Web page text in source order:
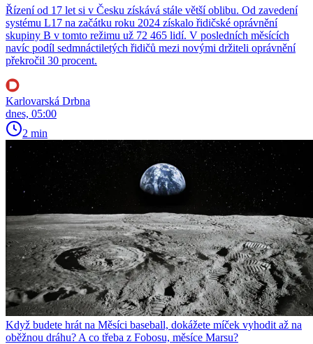
Řízení od 17 let si v Česku získává stále větší oblibu. Od zavedení
systému L17 na začátku roku 2024 získalo řidičské oprávnění
skupiny B v tomto režimu už 72 465 lidí. V posledních měsících
navíc podíl sedmnáctiletých řidičů mezi novými držiteli oprávnění
překročil 30 procent.
Karlovarská Drbna
dnes, 05:00
2 min
Když budete hrát na Měsíci baseball, dokážete míček vyhodit až na
oběžnou dráhu? A co třeba z Fobosu, měsíce Marsu?